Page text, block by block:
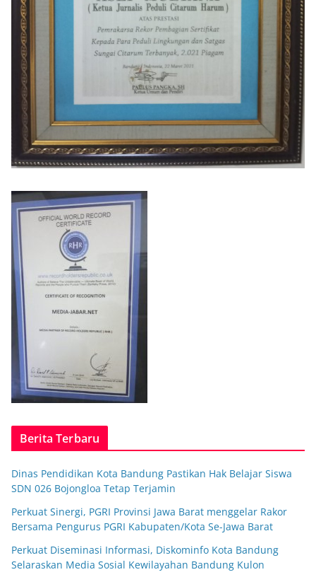
Berita Terbaru
Dinas Pendidikan Kota Bandung Pastikan Hak Belajar Siswa
SDN 026 Bojongloa Tetap Terjamin
Perkuat Sinergi, PGRI Provinsi Jawa Barat menggelar Rakor
Bersama Pengurus PGRI Kabupaten/Kota Se-Jawa Barat
Perkuat Diseminasi Informasi, Diskominfo Kota Bandung
Selaraskan Media Sosial Kewilayahan Bandung Kulon